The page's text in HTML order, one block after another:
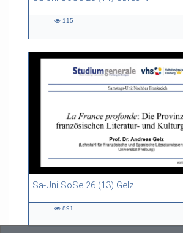
115
Sa-Uni SoSe 26 (13) Gelz
55:13 duration
891